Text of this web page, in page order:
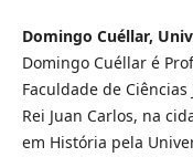
Domingo Cuéllar,
Domingo Cuéllar é
Faculdade de
Rei Juan Carlos, na
em História pela